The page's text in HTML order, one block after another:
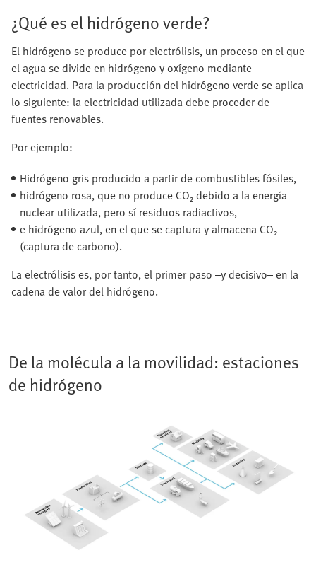
¿Qué es el hidrógeno verde?
El hidrógeno se produce por electrólisis, un proceso en el que
el agua se divide en hidrógeno y oxígeno mediante
electricidad. Para la producción del hidrógeno verde se aplica
lo siguiente: la electricidad utilizada debe proceder de
fuentes renovables.
Por ejemplo:
Hidrógeno gris producido a partir de combustibles fósiles,
hidrógeno rosa, que no produce CO₂ debido a la energía
nuclear utilizada, pero sí residuos radiactivos,
e hidrógeno azul, en el que se captura y almacena CO₂
(captura de carbono).
La electrólisis es, por tanto, el primer paso –y decisivo– en la
cadena de valor del hidrógeno.
De la molécula a la movilidad: estaciones
de hidrógeno